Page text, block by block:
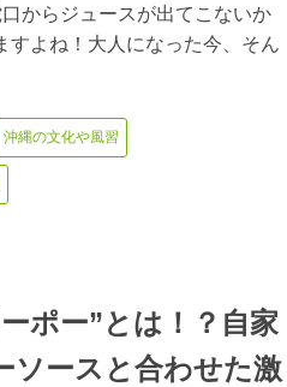
からジュースが出てこないか
すよね！大人になった今、そん
沖縄の文化や風習
ポー”とは！？自家
ソースと合わせた激